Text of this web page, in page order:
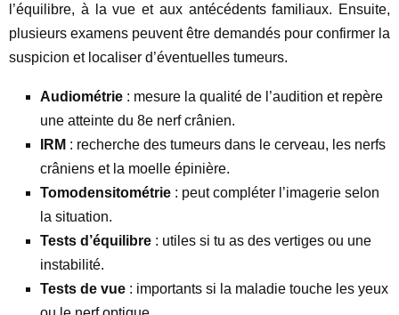
l’équilibre, à la vue et aux antécédents familiaux. Ensuite,
plusieurs examens peuvent être demandés pour confirmer la
suspicion et localiser d’éventuelles tumeurs.
Audiométrie : mesure la qualité de l’audition et repère
une atteinte du 8e nerf crânien.
IRM : recherche des tumeurs dans le cerveau, les nerfs
crâniens et la moelle épinière.
Tomodensitométrie : peut compléter l’imagerie selon
la situation.
Tests d’équilibre : utiles si tu as des vertiges ou une
instabilité.
Tests de vue : importants si la maladie touche les yeux